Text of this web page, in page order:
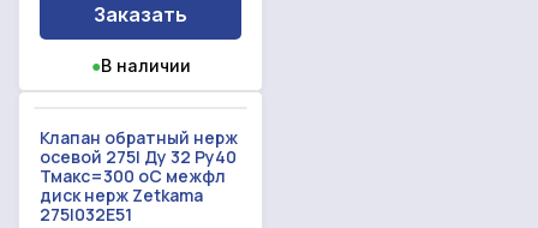
Заказать
●В наличии
Клапан обратный нерж
осевой 275I Ду 32 Ру40
Тмакс=300 оС межфл
диск нерж Zetkama
275I032E51